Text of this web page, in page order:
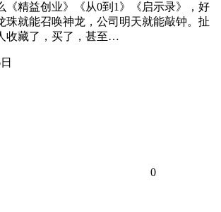
《精益创业》《从0到1》《启示录》，好
珠就能召唤神龙，公司明天就能敲钟。扯
收藏了，买了，甚至…
0